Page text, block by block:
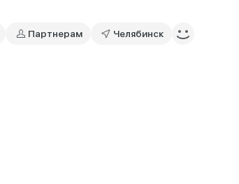
Партнерам Челябинск